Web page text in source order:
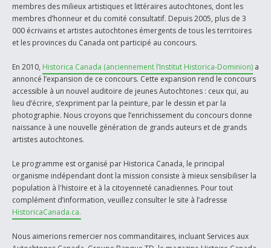
membres des milieux artistiques et littéraires autochtones, dont les
membres d’honneur et du comité consultatif. Depuis 2005, plus de 3
000 écrivains et artistes autochtones émergents de tous les territoires
et les provinces du Canada ont participé au concours.
En 2010, Historica Canada (anciennement l’Institut Historica-Dominion) a
annoncé l’expansion de ce concours. Cette expansion rend le concours
accessible à un nouvel auditoire de jeunes Autochtones : ceux qui, au
lieu d’écrire, s’expriment par la peinture, par le dessin et par la
photographie. Nous croyons que l’enrichissement du concours donne
naissance à une nouvelle génération de grands auteurs et de grands
artistes autochtones.
Le programme est organisé par Historica Canada, le principal
organisme indépendant dont la mission consiste à mieux sensibiliser la
population à l'histoire et à la citoyenneté canadiennes. Pour tout
complément d’information, veuillez consulter le site à l’adresse
HistoricaCanada.ca.
Nous aimerions remercier nos commanditaires, incluant Services aux